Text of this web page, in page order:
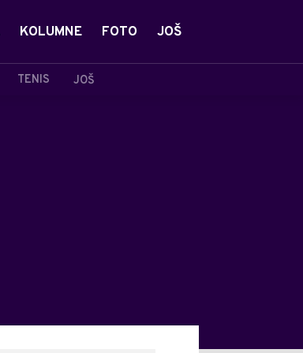
TENIS JOŠ
KOLUMNE FOTO JOŠ